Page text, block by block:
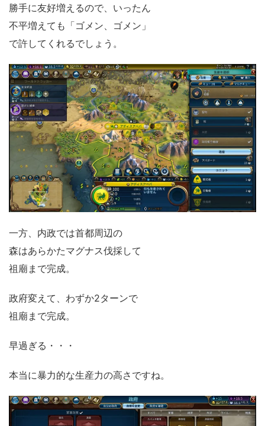
勝手に友好増えるので、いったん
不平増えても「ゴメン、ゴメン」
で許してくれるでしょう。
一方、内政では首都周辺の
森はあらかたマグナス伐採して
祖廟まで完成。
政府変えて、わずか2ターンで
祖廟まで完成。
早過ぎる・・・
本当に暴力的な生産力の高さですね。